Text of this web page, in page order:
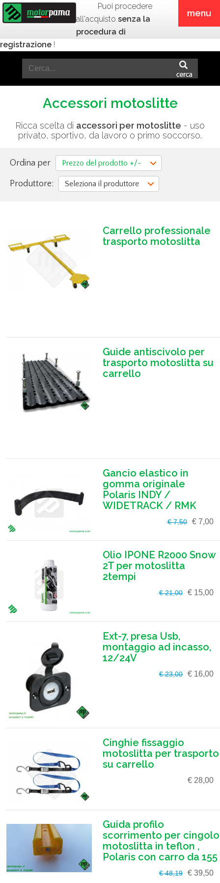
menu
Puoi procedere
all'acquisto senza la
procedura di
registrazione !
Accessori motoslitte
Ricca scelta di accessori per motoslitte - uso
privato, sportivo, da lavoro o primo soccorso.
Ordina per Prezzo del prodotto +/-
Produttore: Seleziona il produttore
Carrello professionale
trasporto motoslitta
Guide antiscivolo per
trasporto motoslitta su
carrello
Gancio elastico in
gomma originale
Polaris INDY /
WIDETRACK / RMK
€ 7,50 € 7,00
Olio IPONE R2000 Snow
2T per motoslitta
2tempi
€ 21,00 € 15,00
Ext-7, presa Usb,
montaggio ad incasso,
12/24V
€ 23,00 € 16,00
Cinghie fissaggio
motoslitta per trasporto
su carrello
€ 28,00
Guida profilo
scorrimento per cingolo
motoslitta in teflon ,
Polaris con carro da 155
€ 48,19 € 39,50